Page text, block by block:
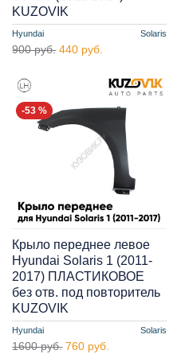
Hyundai Solaris
KUZOVIK
900 руб. 440 руб.
-53 %
Hyundai Solaris
Крыло переднее левое
Hyundai Solaris 1 (2011-
2017) ПЛАСТИКОВОЕ
без отв. под повторитель
KUZOVIK
1600 руб. 760 руб.